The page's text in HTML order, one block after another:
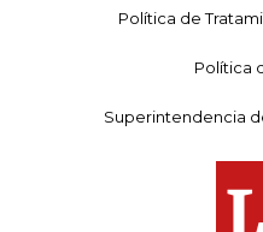
Política de
Política
Superintendencia